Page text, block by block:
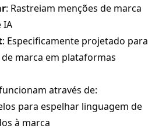
: Rastreiam menções de marca
IA
: Especificamente projetado para
marca em plataformas
através de:
para espelhar linguagem de
à marca